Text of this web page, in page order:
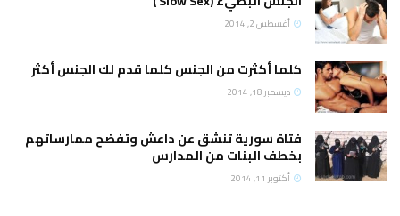
أغسطس 2, 2014
كلما أكثرت من الجنس كلما قدم لك الجنس أكثر
ديسمبر 18, 2014
فتاة سورية تنشق عن داعش وتفضح ممارساتهم
بخطف البنات من المدارس
أكتوبر 11, 2014